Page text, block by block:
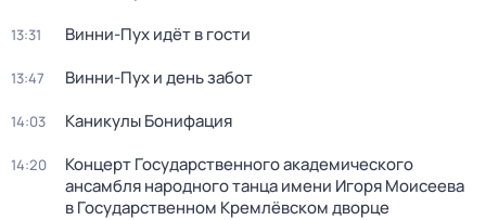
13:31 Винни-Пух идёт в гости
13:47 Винни-Пух и день забот
14:03 Каникулы Бонифация
14:20
Концерт Государственного академического
ансамбля народного танца имени Игоря Моисеева
в Государственном Кремлёвском дворце